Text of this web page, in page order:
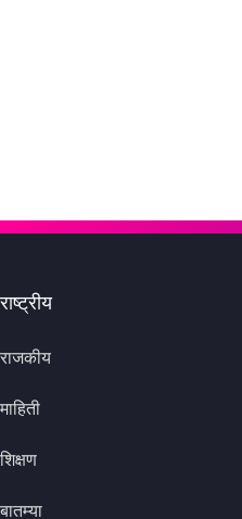
राष्ट्रीय
राजकीय
माहिती
शिक्षण
बातम्या